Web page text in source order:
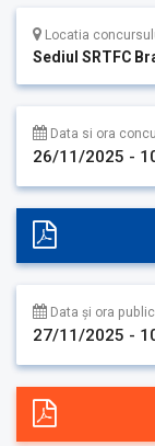
Locatia
Sediul SRTFC
Data si ora
26/11/2025 -
Data și ora
27/11/2025 -